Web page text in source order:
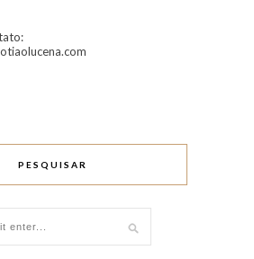
PESQUISAR